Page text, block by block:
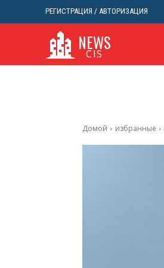
РЕГИСТРАЦИЯ / АВТОРИЗАЦИЯ
NEWS
CIS
Домой избранные